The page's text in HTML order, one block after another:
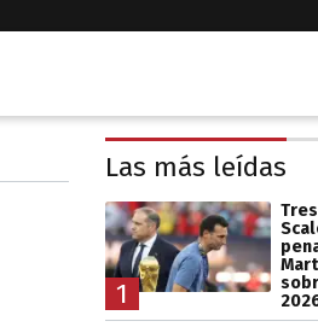
Las más leídas
1